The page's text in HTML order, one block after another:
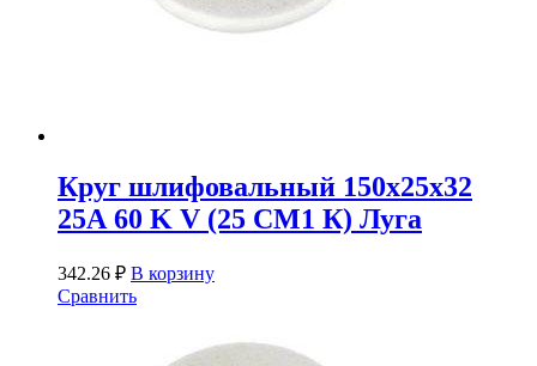
Круг шлифовальный 150х25х32
25А 60 K V (25 СМ1 К) Луга
342.26 ₽ В корзину
Сравнить